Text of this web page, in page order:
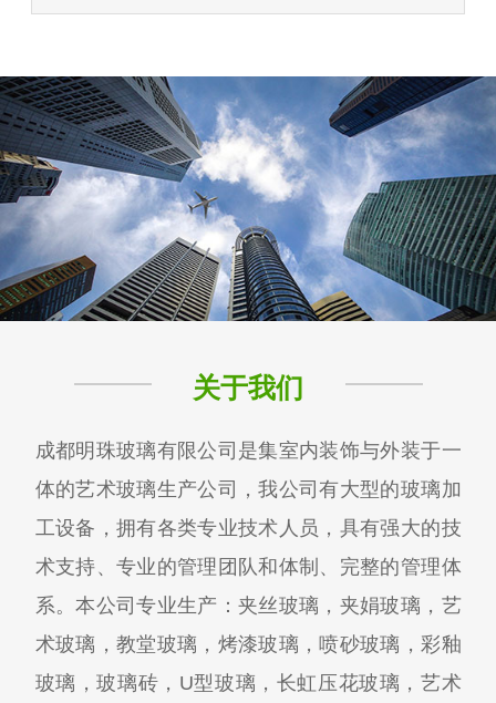
关于我们
成都明珠玻璃有限公司是集室内装饰与外装于一
体的艺术玻璃生产公司，我公司有大型的玻璃加
工设备，拥有各类专业技术人员，具有强大的技
术支持、专业的管理团队和体制、完整的管理体
系。本公司专业生产：夹丝玻璃，夹娟玻璃，艺
术玻璃，教堂玻璃，烤漆玻璃，喷砂玻璃，彩釉
玻璃，玻璃砖，U型玻璃，长虹压花玻璃，艺术